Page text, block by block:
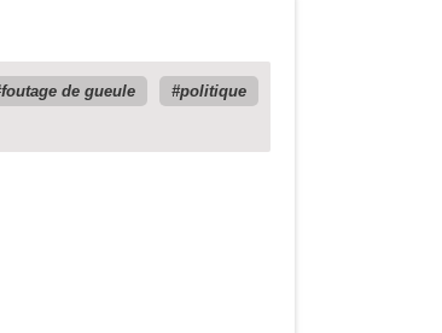
foutage de gueule
politique